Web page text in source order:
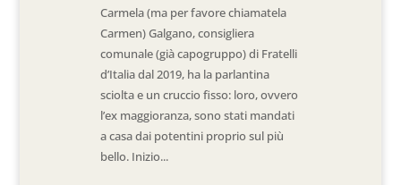
Carmela (ma per favore chiamatela
Carmen) Galgano, consigliera
comunale (già capogruppo) di Fratelli
d’Italia dal 2019, ha la parlantina
sciolta e un cruccio fisso: loro, ovvero
l’ex maggioranza, sono stati mandati
a casa dai potentini proprio sul più
bello. Inizio...